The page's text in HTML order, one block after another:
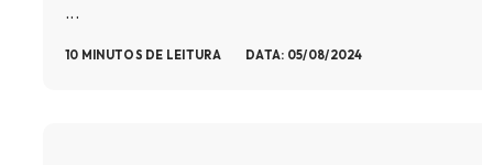
...
10 MINUTOS DE LEITURA DATA: 05/08/2024